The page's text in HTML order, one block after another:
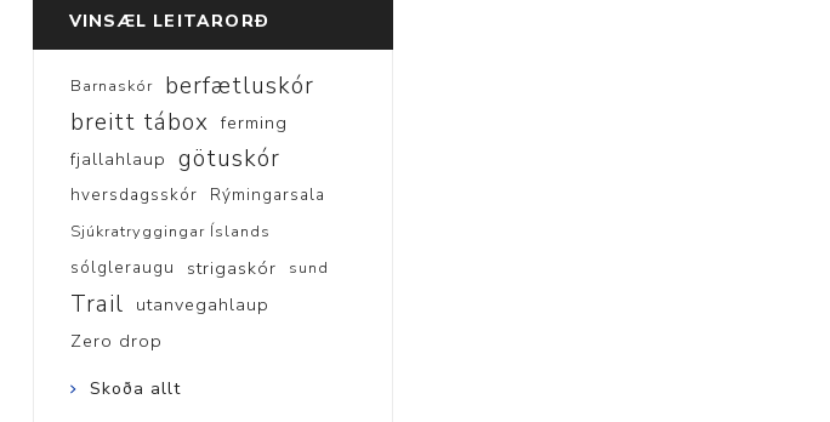
VINSÆL LEITARORÐ
Barnaskór
berfætluskór
breitt tábox ferming
fjallahlaup götuskór
hversdagsskór Rýmingarsala
Sjúkratryggingar Íslands
sólgleraugu strigaskór sund
Trail utanvegahlaup
Zero drop
Skoða allt